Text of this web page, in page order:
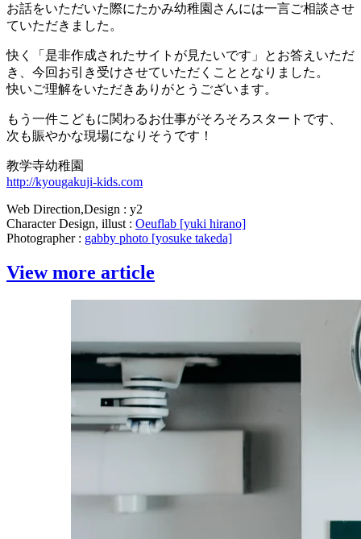
お話をいただいた際にたかみ幼稚園さんには一言ご相談させ
ていただきました。
快く「是非作成されたサイトが見たいです」とお答えいただ
き、今回お引き受けさせていただくこととなりました。
快いご理解をいただきありがとうございます。
もう一件こどもに関わるお仕事がそろそろスタートです、
次も賑やかな現場になりそうです！
教学寺幼稚園
http://kyougakuji-kids.com
Web Direction,Design : y2
Character Design, illust : Oeuflab [yuki hirano]
Photographer : gabby photo [yosuke takeda]
View more article